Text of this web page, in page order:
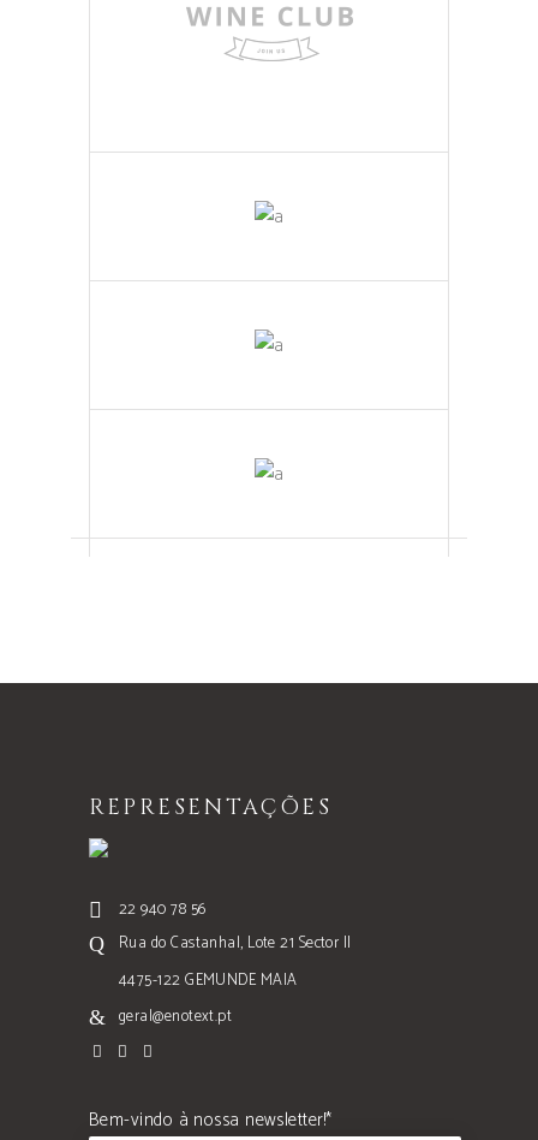
REPRESENTAÇÕES
22 940 78 56
Rua do Castanhal, Lote 21 Sector II
4475-122 GEMUNDE MAIA
geral@enotext.pt
Bem-vindo à nossa newsletter!*